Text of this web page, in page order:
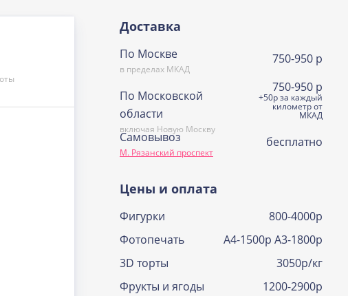
Доставка
По Москве
в пределах МКАД
750-950 р
По Московской
области
включая Новую Москву
750-950 р
+50р за каждый
километр от
МКАД
Самовывоз
М. Рязанский проспект
бесплатно
Цены и оплата
Фигурки
800-4000р
Фотопечать
А4-1500р А3-1800р
3D торты
3050р/кг
Фрукты и ягоды
1200-2900р